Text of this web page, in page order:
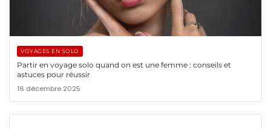
VOYAGES EN SOLO
Partir en voyage solo quand on est une femme : conseils et
astuces pour réussir
16 décembre 2025